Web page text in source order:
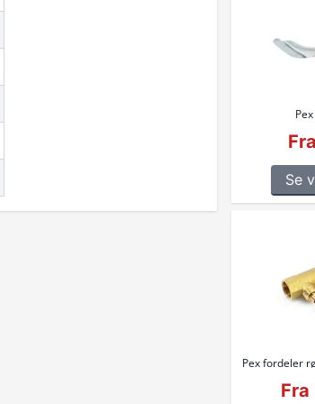
Se
Pex fordeler